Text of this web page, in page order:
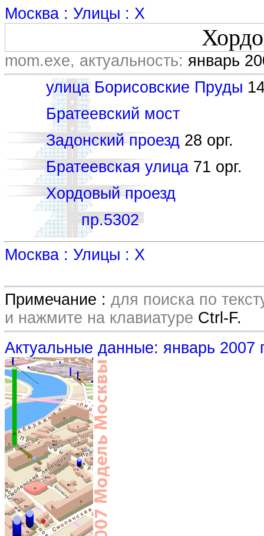
Москва : Улицы : Х
mom.exe, актуальность: январь
улица Борисовские Пруды
Братеевский мост
Задонский проезд 28 орг.
Братеевская улица 71 орг.
Хордовый проезд
пр.5302
Москва : Улицы : Х
Примечание : для поиска по
и нажмите на клавиатуре Ctrl-F.
Актуальные данные: январь 2007